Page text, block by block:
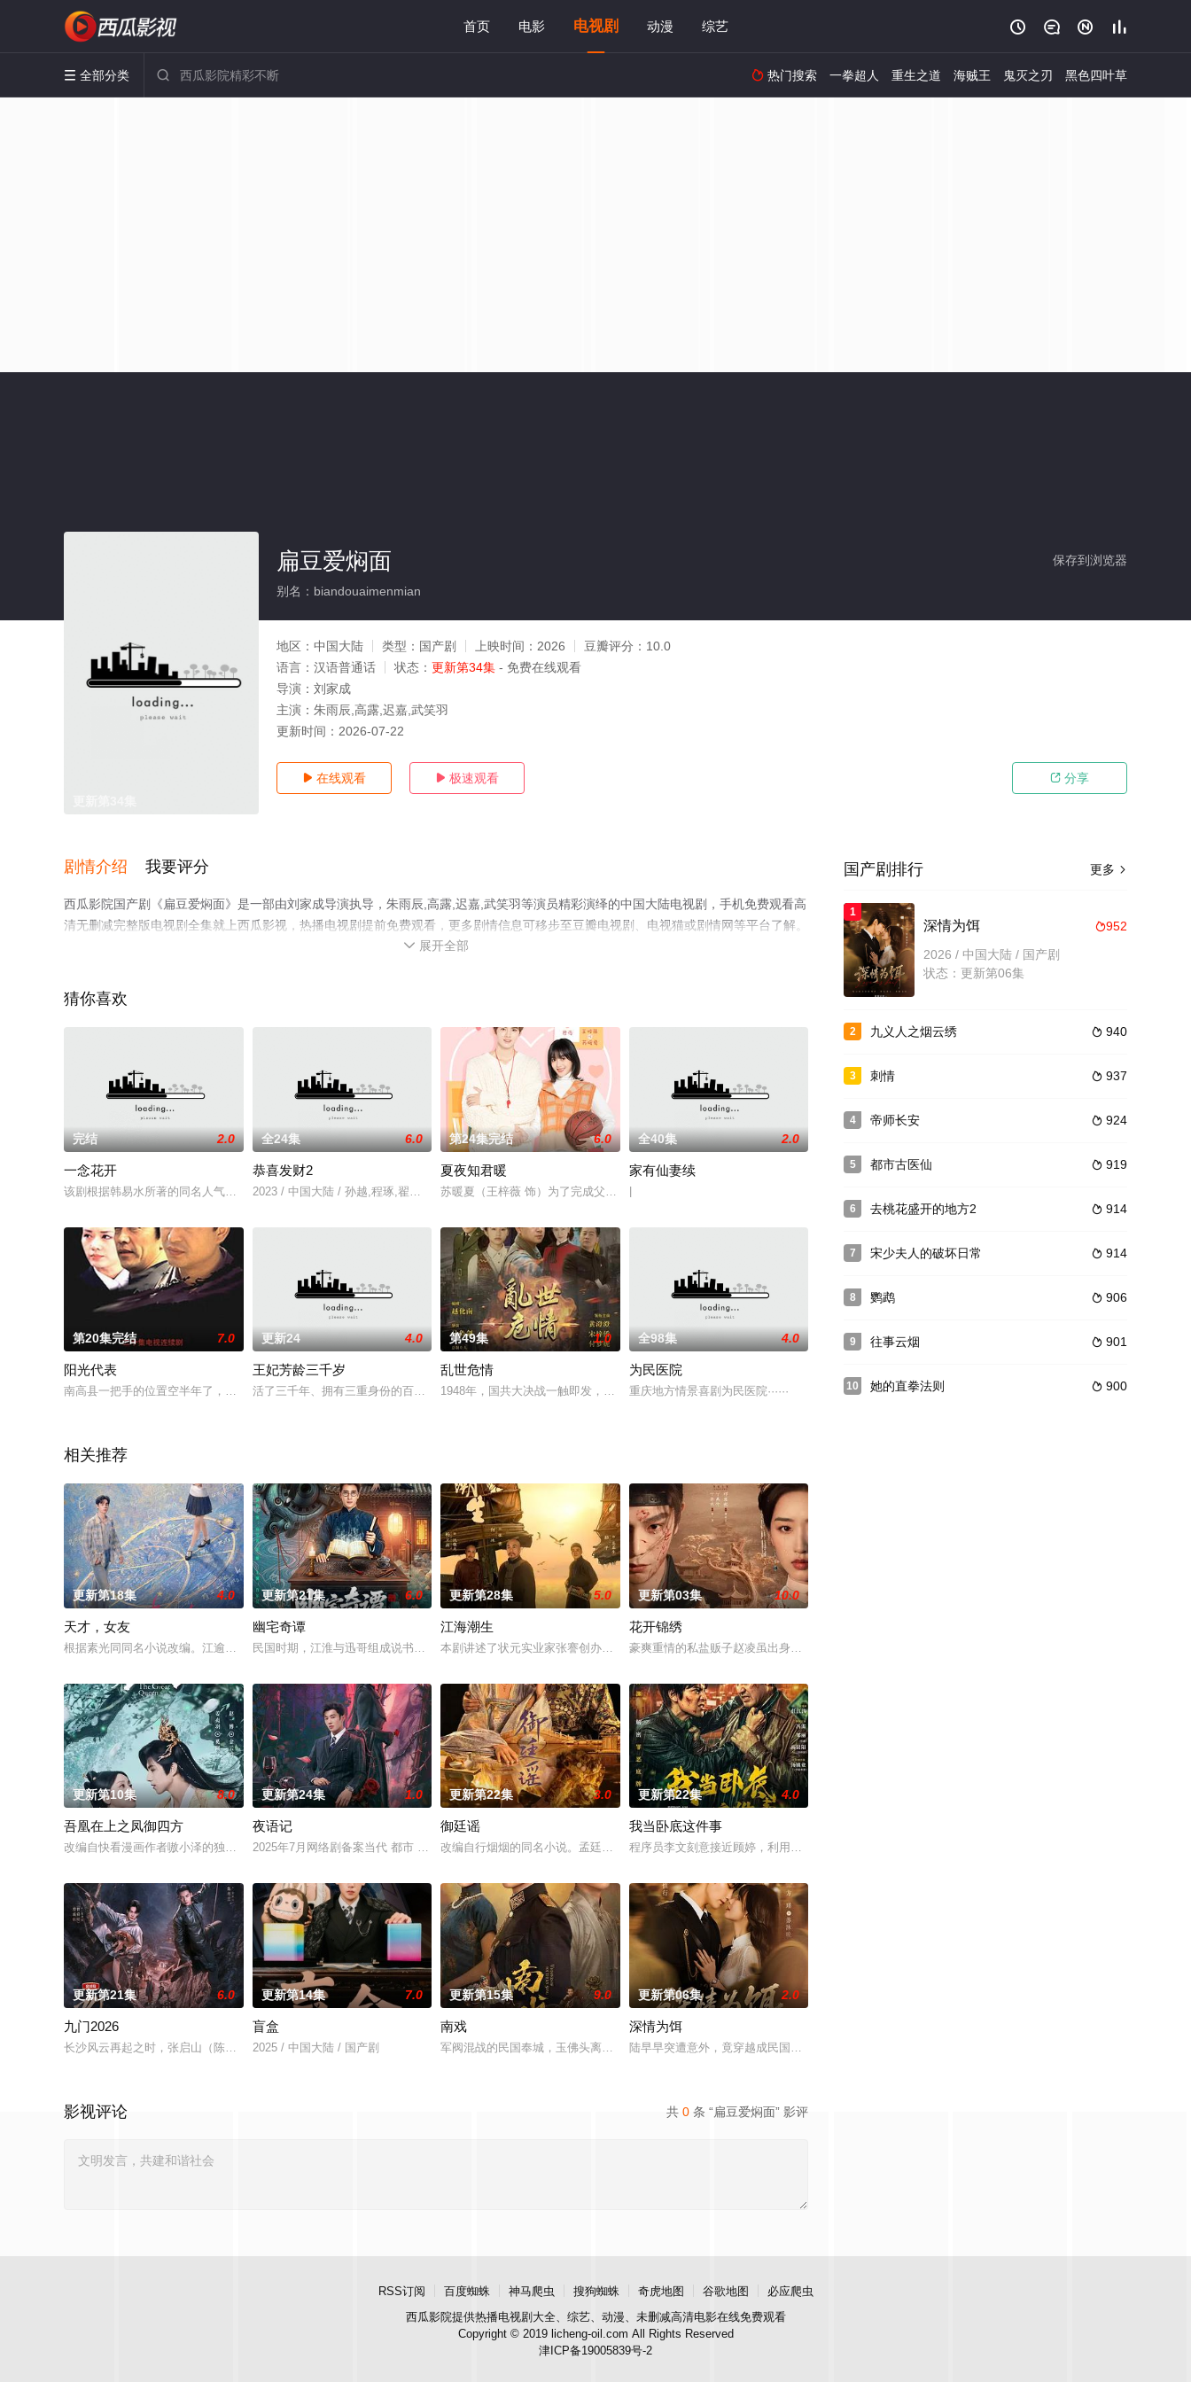
首页 电影 电视剧 动漫 综艺    
 全部分类   热门搜索 一拳超人 重生之道 海贼王 鬼灭之刃 黑色四叶草
保存到浏览器
扁豆爱焖面
别名：biandouaimenmian
地区： 中国大陆 类型： 国产剧 上映时间： 2026 豆瓣评分： 10.0
语言： 汉语普通话 状态： 更新第34集 - 免费在线观看
导演： 刘家成
主演： 朱雨辰,高露,迟嘉,武笑羽
更新时间： 2026-07-22
 在线观看  极速观看  分享
剧情介绍 我要评分
西瓜影院国产剧《扁豆爱焖面》是一部由刘家成导演执导，朱雨辰,高露,迟嘉,武笑羽等演员精彩演绎的中国大陆电视剧，手机免费观看高
清无删减完整版电视剧全集就上西瓜影视，热播电视剧提前免费观看，更多剧情信息可移步至豆瓣电视剧、电视猫或剧情网等平台了解。
 展开全部
猜你喜欢
完结 2.0
一念花开
该剧根据韩易水所著的同名人气小说改编，讲述了清源剑派天才大师兄崔尘携手腹黑师妹赵坦坦，踏上寻找“七叶梵莲”的爆笑之旅，一路成长收获爱情，联手重振师门的故事。
全24集 6.0
恭喜发财2
2023 / 中国大陆 / 孙越,程琢,翟一莹,何淼淼,马增林
第24集完结 6.0
夏夜知君暖
苏暖夏（王梓薇 饰）为了完成父亲的遗志，成为了学校篮球队的教练。因为比赛成绩糟糕，篮球队面临着被解散的命运，苏暖夏的存在成为了球队
全40集 2.0
家有仙妻续
|
第20集完结 7.0
阳光代表
南高县一把手的位置空半年了，上上下下都以为这把交椅非副县长刘超莫属，刘超自己也做好了大展宏图的思想准备，可忽然间从上边派来一个吴书田，人们都觉得此人来头不小。其实
更新24 4.0
王妃芳龄三千岁
活了三千年、拥有三重身份的百变妖女墨冰，为了得到纨绔王爷慕元祁的“赤炎之心”变回正常人，设计嫁给了他。但她没想到的是，慕元祁竟然也拥有三重身份，并且也同样在觊觎着
第49集 1.0
乱世危情
1948年，国共大决战一触即发，原本只想苟活于乱世的江州城大名鼎鼎的修脚师傅杨福双无意中卷入了一场暗杀阴谋。为求自保，他不得不周旋于
全98集 4.0
为民医院
重庆地方情景喜剧为民医院······
相关推荐
更新第18集 4.0
天才，女友
根据素光同同名小说改编。江逾白长大以后，林知夏忽然对他说：“江逾白，我喜欢你，哲学和生物学意义上的喜欢。”那个夜晚，他脸颊微热，还听见自己加速的心跳声……
更新第21集 6.0
幽宅奇谭
民国时期，江淮与迅哥组成说书班子，偶遇“白天人住屋，晚上鬼占房”的阴阳宅，江淮被掳走配“阴婚”。他与女探长穆英搭档，侦破阎王娶亲、五鬼运财、木偶杀人、花妖勾魂、吊
更新第28集 5.0
江海潮生
本剧讲述了状元实业家张謇创办大生企业，实业报国的故事。甲午战争后，国家蒙羞，张謇虽高中状元，却渴望寻求强国之路。他毅然弃政从商，
更新第03集 10.0
花开锦绣
豪爽重情的私盐贩子赵凌虽出身草莽，却心怀壮志，他结识了遭人诬陷私通的世家名媛小姐傅庭芸，被迫一
更新第10集 8.0
吾凰在上之凤御四方
改编自快看漫画作者嗷小泽的独家连载漫画《吾凰在上》。
更新第24集 1.0
夜语记
2025年7月网络剧备案当代 都市 海南越酷文化传媒有限公司
更新第22集 3.0
御廷谣
改编自行烟烟的同名小说。孟廷辉，大平王朝有史以来个以女子进士科三元及第入翰林院的奇女子。十年前的她被他从死人堆里救出来，蓬头垢面
更新第22集 4.0
我当卧底这件事
程序员李文刻意接近顾婷，利用顾炎女儿奴的属性，请求老炮儿顾炎带自己用程序员身份卧底电诈集团以求
更新第21集 6.0
九门2026
长沙风云再起之时，张启山（陈伟霆 饰）与吴老狗（曾舜晞 饰）强强联手，携手霍仙姑（陈瑶 饰）与九门诸人共赴冒险奇局。一桩401部队的神秘失踪事件，牵出百年尘封的惊
更新第14集 7.0
盲盒
2025 / 中国大陆 / 国产剧
更新第15集 9.0
南戏
军阀混战的民国奉城，玉佛头离奇失窃，戏班主横尸戏台，将冷血少帅许又安与昆曲名伶荣筱楠推向不死不休的对立绝境。而他们不知，对方正是自
更新第06集 2.0
深情为饵
陆早早突遭意外，竟穿越成民国少夫人苏沐晚，醒来，却是丈夫枪口相对、父母冤案、连环下毒……她于绝境
共 0 条 “扁豆爱焖面” 影评
影视评论
更多 
国产剧排行
1
952
深情为饵
2026 / 中国大陆 / 国产剧
状态：更新第06集
2  940
九义人之烟云绣
3  937
刺情
4  924
帝师长安
5  919
都市古医仙
6  914
去桃花盛开的地方2
7  914
宋少夫人的破坏日常
8  906
鹦鹉
9  901
往事云烟
10  900
她的直拳法则
RSS订阅 百度蜘蛛 神马爬虫 搜狗蜘蛛 奇虎地图 谷歌地图
必应爬虫
西瓜影院提供热播电视剧大全、综艺、动漫、未删减高清电影在线免费观看
Copyright © 2019 licheng-oil.com All Rights Reserved
津ICP备19005839号-2